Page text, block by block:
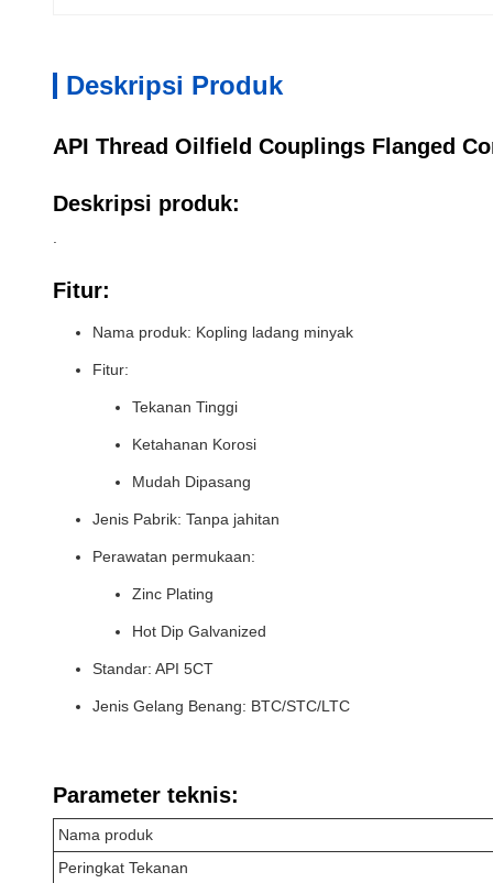
Deskripsi Produk
API Thread Oilfield Couplings Flanged
Deskripsi produk:
Fitur:
Nama produk: Kopling ladang minyak
Fitur:
Tekanan Tinggi
Ketahanan Korosi
Mudah Dipasang
Jenis Pabrik: Tanpa jahitan
Perawatan permukaan:
Zinc Plating
Hot Dip Galvanized
Standar: API 5CT
Jenis Gelang Benang: BTC/STC/LTC
Parameter teknis:
Nama produk
Peringkat Tekanan